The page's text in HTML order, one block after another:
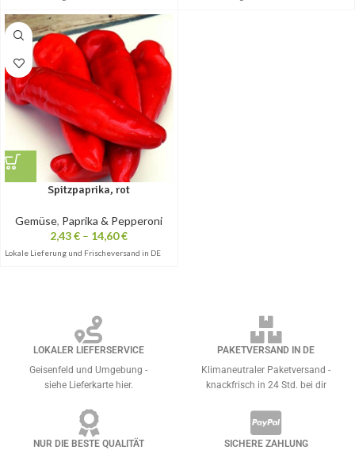
Spitzpaprika, rot
Gemüse, Paprika & Pepperoni
2,43€ – 14,60€
Lokale Lieferung und Frischeversand in DE
LOKALER LIEFERSERVICE
Geisenfeld und Umgebung -
siehe Lieferkarte hier.
PAKETVERSAND IN DE
Klimaneutraler Paketversand -
knackfrisch in 24 Std. bei dir
NUR DIE BESTE QUALITÄT
SICHERE ZAHLUNG